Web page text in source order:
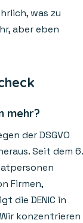
was zu
aber eben
mehr?
der DSGVO
Seit dem 6.
Firmen,
die DENIC in
konzentrieren